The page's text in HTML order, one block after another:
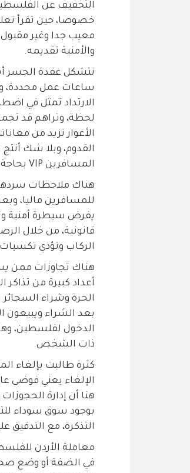
التخفيف عن
خصوصا، حين تقرأ
معيب جدا وغير
والأمنية تقديمه.
ساعات عمل محددة،
الارتداد تمثل في
لحظة، وتراهم قد
الأغوار تزيد من
القدوم، وبلا شك
المسافرين VIP بحاجة إلى تطوير بما يليق بالمسمى وامتيازاته.
هناك ملاحظات
للمسافرين ماليا،
يفرض سيطرة أمنية
قانونية، من خلال
الركاب وتؤذي
هناك تجاوزات ممن
أعداد كبيرة من
الدخول لفلسطين،
ذات الشخص.
كثرة طالبت بإلغاء
الإلغاء يعني فوضى
هنا أن إدارة
بوجود سوق سوداء
التذكرة، مع التدقيق
معاملة الأردن
في الضفة أو وضع